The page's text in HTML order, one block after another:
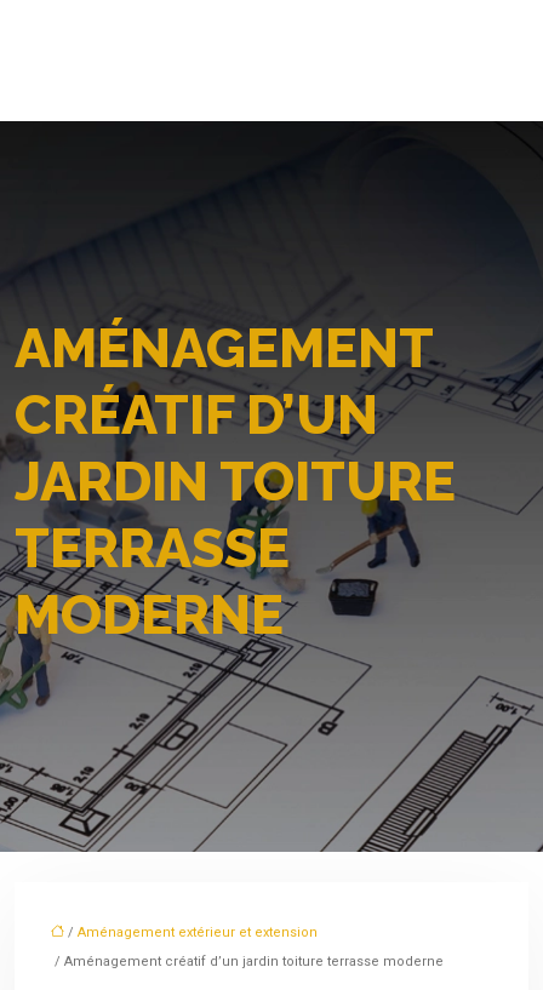
AMÉNAGEMENT
CRÉATIF D’UN
JARDIN TOITURE
TERRASSE
MODERNE
/ Aménagement extérieur et extension
/ Aménagement créatif d’un jardin toiture terrasse moderne